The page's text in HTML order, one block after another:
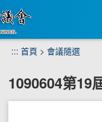
::: 首頁 > 會議隨選
1090604第19